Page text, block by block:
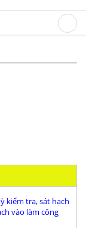
kiểm tra, sát hạch
vào làm công